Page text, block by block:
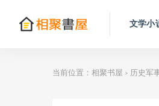
文学小
当前位置： 相聚书屋 > 历史军